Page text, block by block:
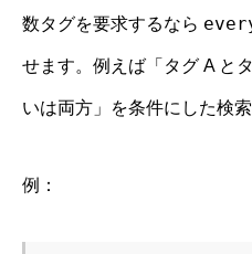
数タグを要求するなら
せます。例えば「タグ A と
いは両方」を条件にした検索
例：